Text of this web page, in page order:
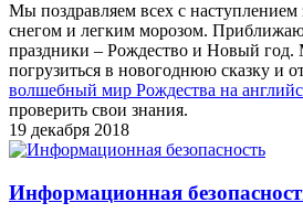
Мы поздравляем всех с
снегом и легким морозом.
праздники – Рождество и Новый
погрузиться в новогоднюю сказку и
волшебный мир Рождества на
проверить свои знания.
19 декабря 2018
Информационная